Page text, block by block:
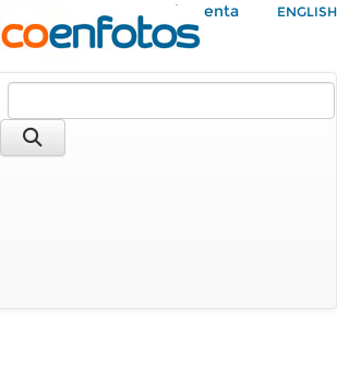
Mi Cuenta ENGLISH